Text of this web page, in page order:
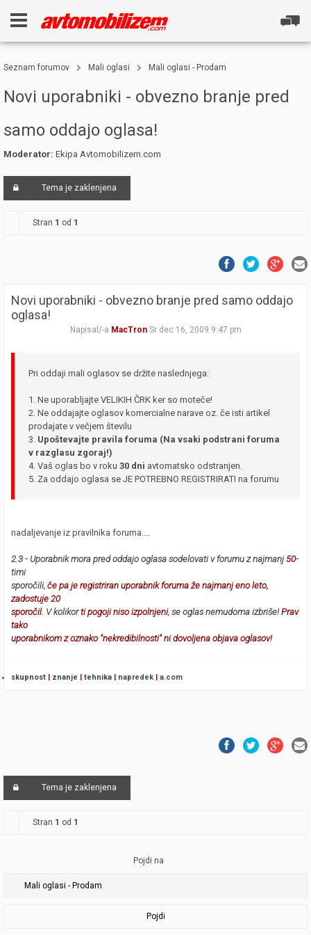
Seznam forumov Mali oglasi Mali oglasi - Prodam
Novi uporabniki - obvezno branje pred
samo oddajo oglasa!
Moderator: Ekipa Avtomobilizem.com
Tema je zaklenjena
Stran 1 od 1
Novi uporabniki - obvezno branje pred samo oddajo
oglasa!
Napisal/-a MacTron Sr dec 16, 2009 9:47 pm
Pri oddaji mali oglasov se držite naslednjega:
1. Ne uporabljajte VELIKIH ČRK ker so moteče!
2. Ne oddajajte oglasov komercialne narave oz. če isti artikel
prodajate v večjem številu
3. Upoštevajte pravila foruma (Na vsaki podstrani foruma
v razglasu zgoraj!)
4. Vaš oglas bo v roku 30 dni avtomatsko odstranjen.
5. Za oddajo oglasa se JE POTREBNO REGISTRIRATI na forumu
nadaljevanje iz pravilnika foruma....
2.3 - Uporabnik mora pred oddajo oglasa sodelovati v forumu z najmanj 50-
timi
sporočili, če pa je registriran uporabnik foruma že najmanj eno leto,
zadostuje 20
sporočil. V kolikorti pogoji niso izpolnjeni, se oglas nemudoma izbriše!Prav
tako
uporabnikom z oznako "nekredibilnosti" ni dovoljena objava oglasov!
skupnost | znanje | tehnika | napredek | a.com
Tema je zaklenjena
Stran 1 od 1
Pojdi na
Pojdi